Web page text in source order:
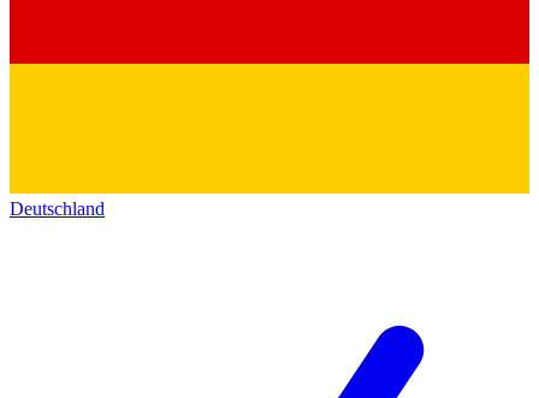
Deutschland